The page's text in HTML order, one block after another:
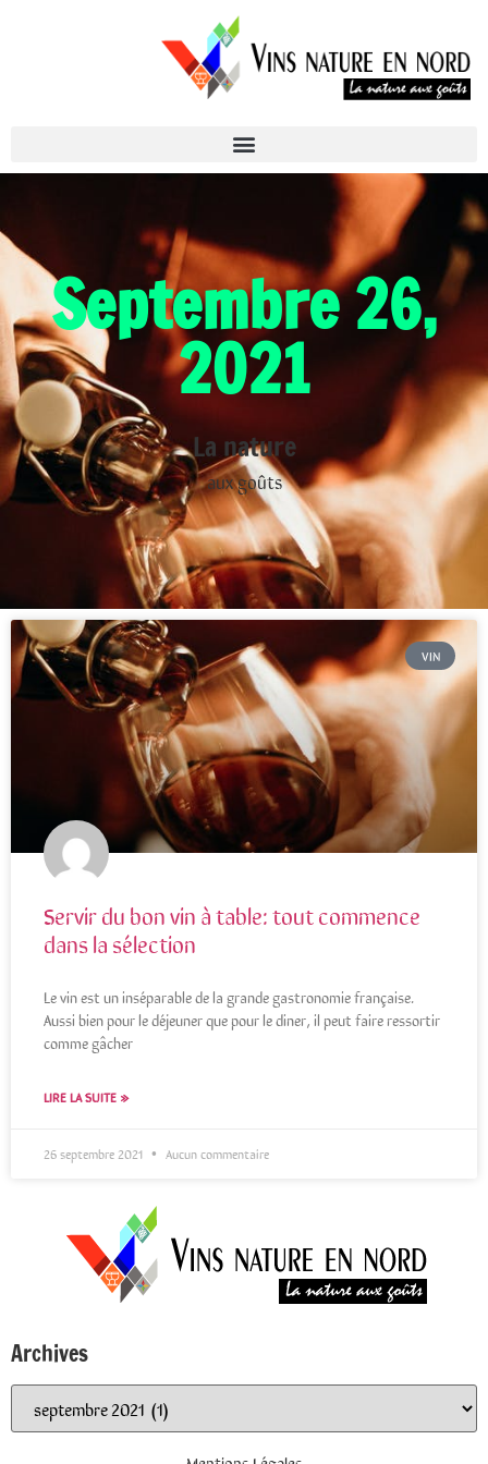
Septembre 26,
2021
La nature
aux goûts
VIN
Servir du bon vin à table: tout commence
dans la sélection
Le vin est un inséparable de la grande gastronomie française.
Aussi bien pour le déjeuner que pour le diner, il peut faire ressortir
comme gâcher
LIRE LA SUITE »
26 septembre 2021 Aucun commentaire
Archives